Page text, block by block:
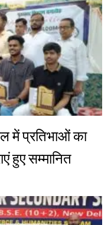
प्रतिभाओं का
हुए सम्मानित